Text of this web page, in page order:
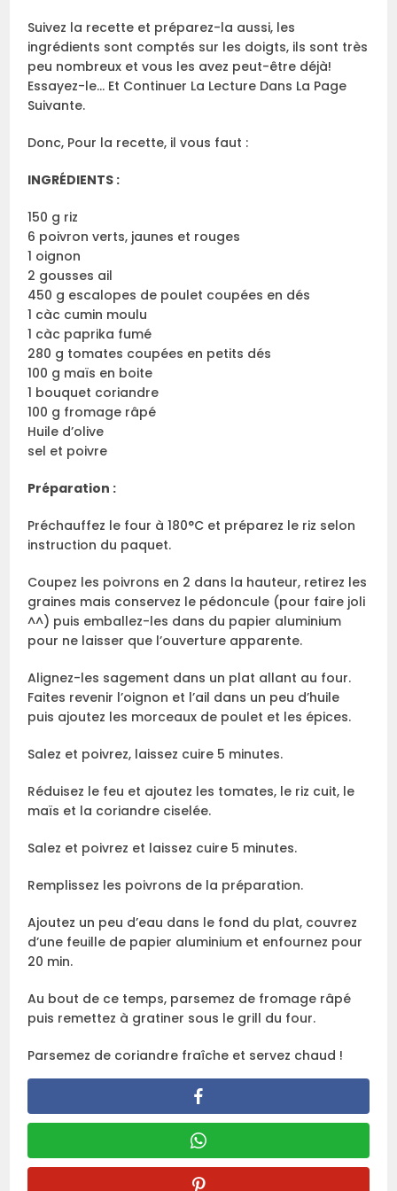
Suivez la recette et préparez-la aussi, les
ingrédients sont comptés sur les doigts, ils sont très
peu nombreux et vous les avez peut-être déjà!
Essayez-le… Et Continuer La Lecture Dans La Page
Suivante.
Donc, Pour la recette, il vous faut :
INGRÉDIENTS :
150 g riz
6 poivron verts, jaunes et rouges
1 oignon
2 gousses ail
450 g escalopes de poulet coupées en dés
1 càc cumin moulu
1 càc paprika fumé
280 g tomates coupées en petits dés
100 g maïs en boite
1 bouquet coriandre
100 g fromage râpé
Huile d’olive
sel et poivre
Préparation :
Préchauffez le four à 180°C et préparez le riz selon
instruction du paquet.
Coupez les poivrons en 2 dans la hauteur, retirez les
graines mais conservez le pédoncule (pour faire joli
^^) puis emballez-les dans du papier aluminium
pour ne laisser que l’ouverture apparente.
Alignez-les sagement dans un plat allant au four.
Faites revenir l’oignon et l’ail dans un peu d’huile
puis ajoutez les morceaux de poulet et les épices.
Salez et poivrez, laissez cuire 5 minutes.
Réduisez le feu et ajoutez les tomates, le riz cuit, le
maïs et la coriandre ciselée.
Salez et poivrez et laissez cuire 5 minutes.
Remplissez les poivrons de la préparation.
Ajoutez un peu d’eau dans le fond du plat, couvrez
d’une feuille de papier aluminium et enfournez pour
20 min.
Au bout de ce temps, parsemez de fromage râpé
puis remettez à gratiner sous le grill du four.
Parsemez de coriandre fraîche et servez chaud !